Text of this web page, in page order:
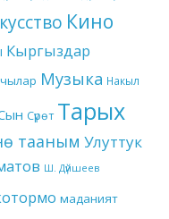
Кино
Кыргыздар
Музыка Накыл
Сүрөт Тарых
тааным Улуттук
Ш. Дүйшеев
маданият